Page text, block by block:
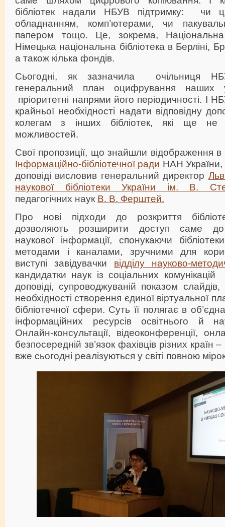
бібліотек надали НБУВ підтримку: чи
обладнанням, комп’ютерами, чи
папером тощо. Це, зокрема, Національна
Німецька національна бібліотека в Берліні,
а також кілька фондів.
Сьогодні, як зазначила очільниця
генеральний план оцифрування наших
пріоритетні напрями його періодичності. І
крайньої необхідності надати відповідну
колегам з інших бібліотек, які ще
можливостей.
Свої пропозиції, що знайшли відображення в
Інформаційно-бібліотечної ради НАН України,
доповіді висловив генеральний директор
наукової бібліотеки України ім. В.
педагогічних наук В. В. Ферштей.
Про нові підходи до розкриття
дозволяють розширити доступ саме до
наукової інформації, спонукаючи
методами і каналами, зручними для
виступі завідувачки відділу науково-
кандидатки наук із соціальних комунікацій
доповіді, супроводжуваній показом
необхідності створення єдиної віртуальної
бібліотечної сфери. Суть її полягає в
інформаційних ресурсів освітнього й
Онлайн-консультації, відеоконференції,
безпосередній зв’язок фахівців різних країн
вже сьогодні реалізуються у світі повною